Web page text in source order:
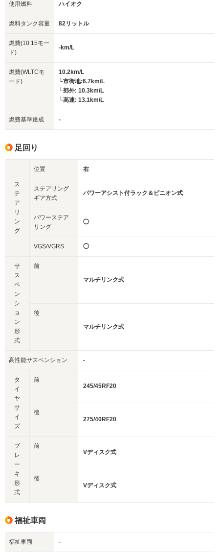
使用燃料 ハイオク
燃料タンク容量 82リットル
燃費(10.15モー
ド)
-km/L
燃費(WLTCモ
ード)
10.2km/L
└市街地:6.7km/L
└郊外: 10.3km/L
└高速: 13.1km/L
燃費基準達成 -
足回り
ス
テ
ア
リ
ン
グ
位置 右
ステアリング
ギア方式
パワーアシスト付ラック＆ピニオン式
パワーステア
リング
◯
VGS/VGRS ◯
サ
ス
ペ
ン
シ
ョ
ン
形
式
前
マルチリンク式
後
マルチリンク式
高性能サスペンション -
タ
イ
ヤ
サ
イ
ズ
前
245/45RF20
後
275/40RF20
ブ
レ
ー
キ
形
式
前
Vディスク式
後
Vディスク式
福祉車両
福祉車両 -